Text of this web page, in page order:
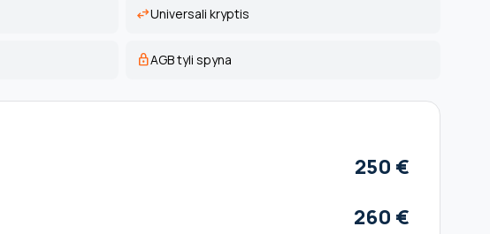
swap_horizUniversali kryptis
lockAGB tyli spyna
250 €
260 €